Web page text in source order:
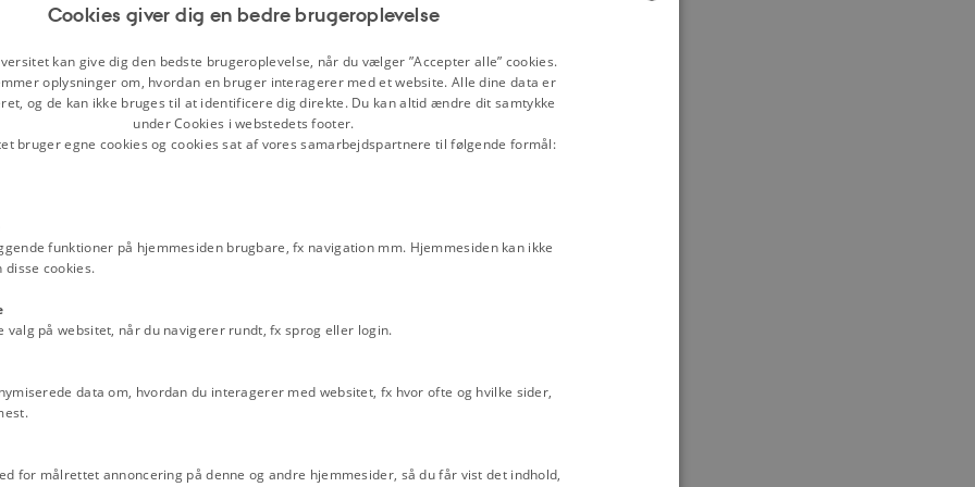
Bertel Haarder,
Svend Erik Hovmand,
Svendsen, finansminister Palle
skatteminister Anders Fogh
for offentlige arbejder Frode
Poul Schlüter, at han ville
parter.
på både det offentlige og private
i et kortvarigt internationalt
gennemført. Det havde
internationale økonomiske
til den erkendelse, at skulle de
løses, krævede det ikke bare
parter.
LO, Dansk
(FTF) og
Cookies giver dig en bedre brugeroplevelse
kan give dig den bedste brugeroplevelse, når du vælger ”Accepter alle” cookies.
oplysninger om, hvordan en bruger interagerer med et website. Alle dine data er
og de kan ikke bruges til at identificere dig direkte. Du kan altid ændre dit samtykke
under Cookies i webstedets footer.
bruger egne cookies og cookies sat af vores samarbejdspartnere til følgende formål:
funktioner på hjemmesiden brugbare, fx navigation mm. Hjemmesiden kan ikke
disse cookies.
valg på websitet, når du navigerer rundt, fx sprog eller login.
data om, hvordan du interagerer med websitet, fx hvor ofte og hvilke sider,
for målrettet annoncering på denne og andre hjemmesider, så du får vist det indhold,